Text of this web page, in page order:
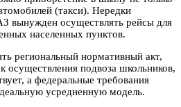
(такси). Нередки
вынужден осуществлять рейсы для
населенных пунктов.
региональный нормативный акт,
осуществления подвоза школьников,
а федеральные требования
усредненную модель.